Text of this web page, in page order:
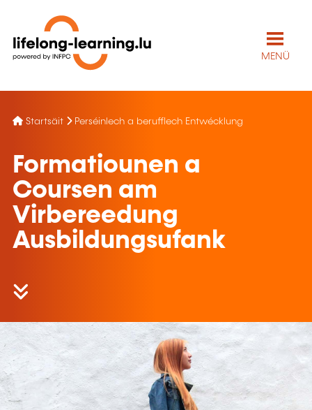
MENÜ
Startsäit Perséinlech a berufflech Entwécklung
Formatiounen a
Coursen am
Virbereedung
Ausbildungsufank